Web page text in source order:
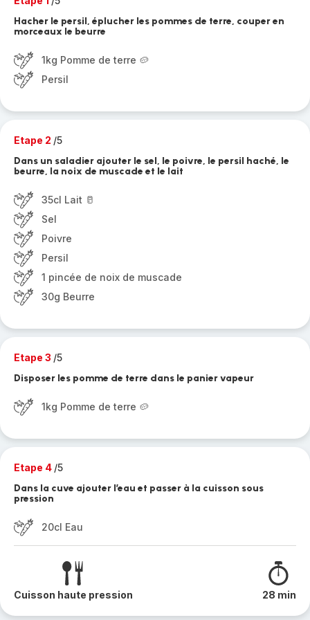
Hacher le persil, éplucher les pommes de terre, couper en
morceaux le beurre
1kg Pomme de terre 🥔
Persil
Etape 2 /5
Dans un saladier ajouter le sel, le poivre, le persil haché, le
beurre, la noix de muscade et le lait
35cl Lait 🥛
Sel
Poivre
Persil
1 pincée de noix de muscade
30g Beurre
Etape 3 /5
Disposer les pomme de terre dans le panier vapeur
1kg Pomme de terre 🥔
Etape 4 /5
Dans la cuve ajouter l’eau et passer à la cuisson sous
pression
20cl Eau
Cuisson haute pression 28 min